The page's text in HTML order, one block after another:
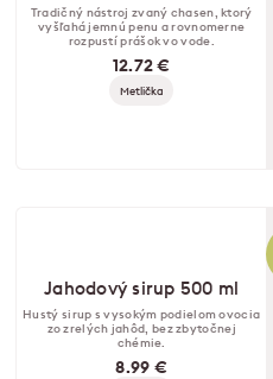
Tradičný nástroj zvaný chasen, ktorý
vyšľahá jemnú penu a rovnomerne
rozpustí prášok vo vode.
12.72 €
Metlička
Jahodový sirup 500 ml
Hustý sirup s vysokým podielom ovocia
zo zrelých jahôd, bez zbytočnej
chémie.
8.99 €